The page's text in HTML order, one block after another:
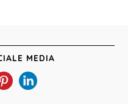
MEDIA